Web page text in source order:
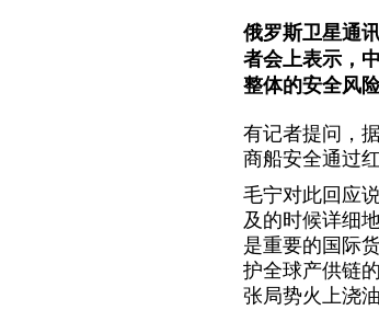
俄罗斯卫星通
者会上表示，
整体的安全风险
有记者提问，
商船安全通过
毛宁对此回应
及的时候详细
是重要的国际
护全球产供链
张局势火上浇